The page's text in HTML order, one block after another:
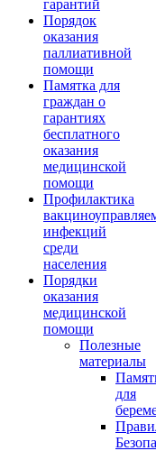
гарантий
Порядок
оказания
паллиативной
помощи
Памятка для
граждан о
гарантиях
бесплатного
оказания
медицинской
помощи
Профилактика
инфекций
среди
населения
Порядки
оказания
медицинской
помощи
Полезные
материалы
для